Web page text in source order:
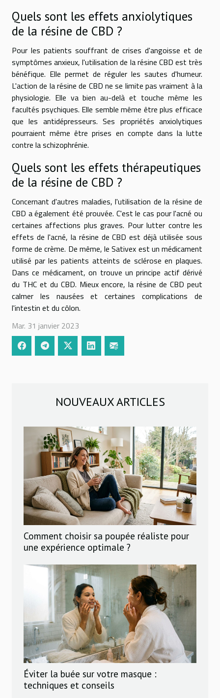
Quels sont les effets anxiolytiques
de la résine de CBD ?
Pour les patients souffrant de crises d'angoisse et de
symptômes anxieux, l'utilisation de la résine CBD est très
bénéfique. Elle permet de réguler les sautes d'humeur.
L'action de la résine de CBD ne se limite pas vraiment à la
physiologie. Elle va bien au-delà et touche même les
facultés psychiques. Elle semble même être plus efficace
que les antidépresseurs. Ses propriétés anxiolytiques
pourraient même être prises en compte dans la lutte
contre la schizophrénie.
Quels sont les effets thérapeutiques
de la résine de CBD ?
Concernant d'autres maladies, l'utilisation de la résine de
CBD a également été prouvée. C'est le cas pour l'acné ou
certaines affections plus graves. Pour lutter contre les
effets de l'acné, la résine de CBD est déjà utilisée sous
forme de crème. De même, le Sativex est un médicament
utilisé par les patients atteints de sclérose en plaques.
Dans ce médicament, on trouve un principe actif dérivé
du THC et du CBD. Mieux encore, la résine de CBD peut
calmer les nausées et certaines complications de
l'intestin et du côlon.
Mar. 31 janvier 2023
NOUVEAUX ARTICLES
Comment choisir sa poupée réaliste pour
une expérience optimale ?
Éviter la buée sur votre masque :
techniques et conseils